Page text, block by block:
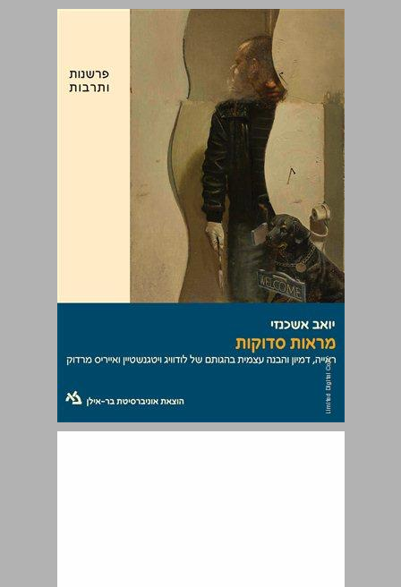
מראות סדוקות ראייה, דמיון והבנה עצמית בהגותם של לודוויג ויטגנשטיין ואייריס מרדוק ... 0